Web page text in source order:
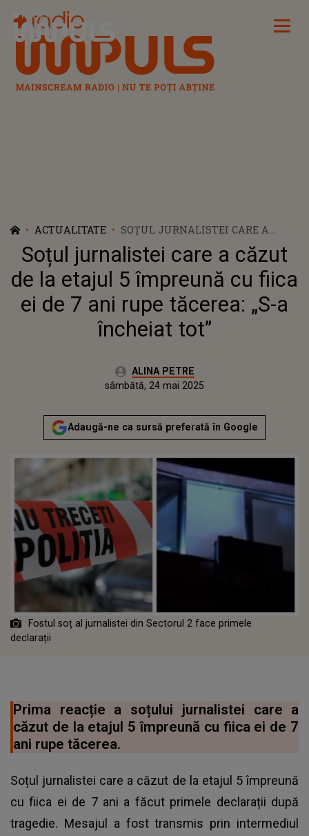
Radio Impuls
ACTUALITATE
SOȚUL JURNALISTEI CARE A
CĂZUT DE LA ETAJUL 5
ÎMPREUNĂ CU FIICA EI DE 7 ANI
RUPE TĂCEREA: „S-A ÎNCHEIAT
TOT”
Soțul jurnalistei care a căzut
de la etajul 5 împreună cu fiica
ei de 7 ani rupe tăcerea: „S-a
încheiat tot”
Autor:ALINA PETRE
sâmbătă, 24 mai 2025Actualizat:
sâmbătă, 24 mai 2025
Adaugă-ne ca sursă preferată în Google
Fostul soț al jurnalistei din Sectorul 2 face primele
declarații
Prima reacție a soțului jurnalistei care a
căzut de la etajul 5 împreună cu fiica ei de 7
ani rupe tăcerea.
Soțul jurnalistei care a căzut de la etajul 5 împreună
cu fiica ei de 7 ani a făcut primele declarații după
tragedie. Mesajul a fost transmis prin intermediul